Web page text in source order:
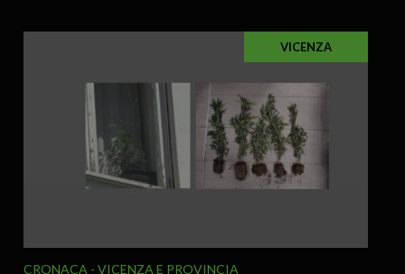
VICENZA
CRONACA
VICENZA E PROVINCIA